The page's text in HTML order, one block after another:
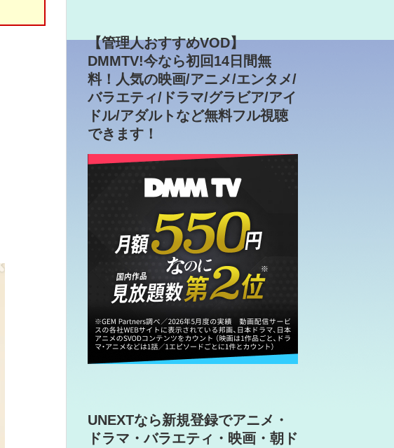
【管理人おすすめVOD】
DMMTV!今なら初回14日間無
料！人気の映画/アニメ/エンタメ/
バラエティ/ドラマ/グラビア/アイ
ドル/アダルトなど無料フル視聴
できます！
UNEXTなら新規登録でアニメ・
ドラマ・バラエティ・映画・朝ド